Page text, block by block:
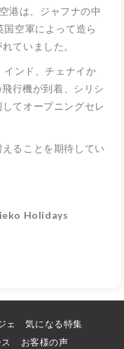
港は、ジャフナの中
空軍によって造ら
ていました。
ンド、チェナイか
行機が到着、シリシ
てオープニングセレ
ることを期待してい
Holidays
ェ
気になる特集
お客様の声